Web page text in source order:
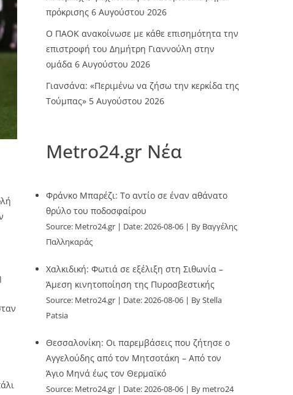
πρόκρισης 6 Αυγούστου 2026
Ο ΠΑΟΚ ανακοίνωσε με κάθε επισημότητα την
επιστροφή του Δημήτρη Γιαννούλη στην
ομάδα 6 Αυγούστου 2026
Γιανσάνα: «Περιμένω να ζήσω την κερκίδα της
Τούμπας» 5 Αυγούστου 2026
Metro24.gr Νέα
Φράνκο Μπαρέζι: Το αντίο σε έναν αθάνατο
θρύλο του ποδοσφαίρου
Source: Metro24.gr Date: 2026-08-06
By Βαγγέλης
Παλληκαράς
Χαλκιδική: Φωτιά σε εξέλιξη στη Σιθωνία –
Άμεση κινητοποίηση της Πυροσβεστικής
Source: Metro24.gr Date: 2026-08-06
By Stella
Patsia
Θεσσαλονίκη: Οι παρεμβάσεις που ζήτησε ο
Αγγελούδης από τον Μητσοτάκη – Από τον
Άγιο Μηνά έως τον Θερμαϊκό
Source: Metro24.gr Date: 2026-08-06 By metro24